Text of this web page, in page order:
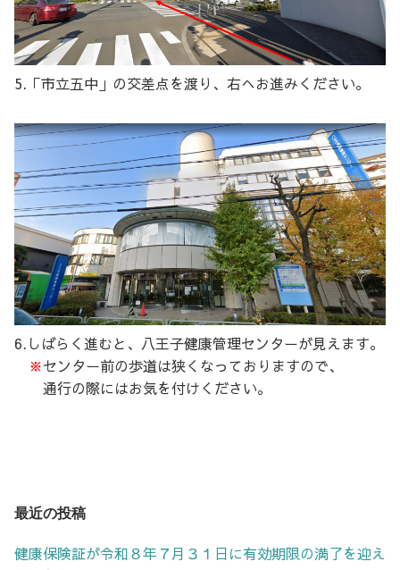
5.「市立五中」の交差点を渡り、右へお進みください。
6.しばらく進むと、八王子健康管理センターが見えます。
※センター前の歩道は狭くなっておりますので、
通行の際にはお気を付けください。
最近の投稿
健康保険証が令和８年７月３１日に有効期限の満了を迎え